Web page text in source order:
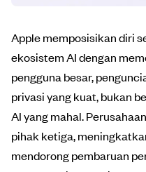
Apple memposisikan diri
ekosistem AI dengan
pengguna besar,
privasi yang kuat, bukan
AI yang mahal.
pihak ketiga,
mendorong pembaruan